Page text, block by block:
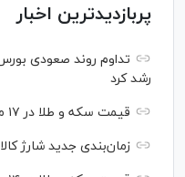
پربازدیدترین اخبار
رشد کرد
قیمت سکه و طلا در ۱۷ مرداد ۱۴۰۵
زمان‌بندی جدید شارژ